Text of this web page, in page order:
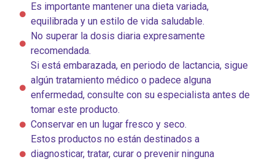
Es importante mantener una dieta variada,
equilibrada y un estilo de vida saludable.
No superar la dosis diaria expresamente
recomendada.
Si está embarazada, en periodo de lactancia, sigue
algún tratamiento médico o padece alguna
enfermedad, consulte con su especialista antes de
tomar este producto.
Conservar en un lugar fresco y seco.
Estos productos no están destinados a
diagnosticar, tratar, curar o prevenir ninguna